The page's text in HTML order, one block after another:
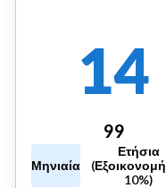
14
99
Μηνιαία
Ετήσια
10%)